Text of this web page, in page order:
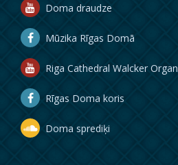
Doma draudze
Mūzika Rīgas Domā
Riga Cathedral Walcker Organ
Rīgas Doma koris
Doma sprediķi